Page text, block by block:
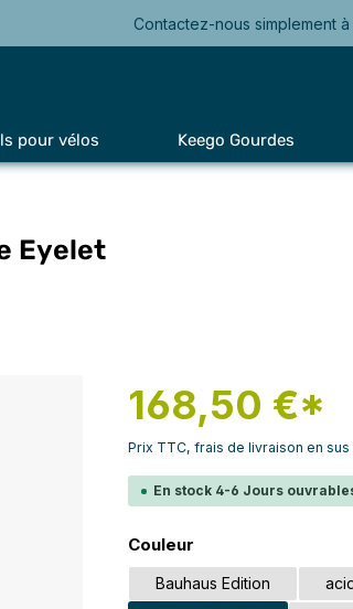
Contactez-nous simplement
pour vélos Keego Gourdes
Eyelet
168,50 €*
Prix TTC, frais de livraison en sus
En stock 4-6 Jours
Sélectionnez
Couleur
Bauhaus Edition